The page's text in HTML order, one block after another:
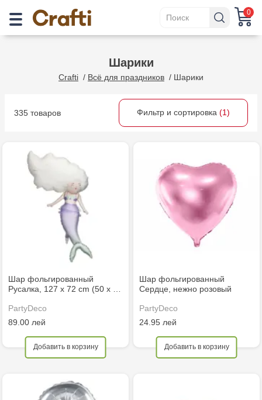
0
Шарики
Crafti / Всё для праздников / Шарики
335 товаров Фильтр и сортировка (1)
Шар фольгированный
Русалка, 127 x 72 cm (50 x …
PartyDeco
89.00 лей
Добавить в корзину
Шар фольгированный
Сердце, нежно розовый
PartyDeco
24.95 лей
Добавить в корзину